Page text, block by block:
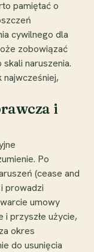
pamiętać o
cywilnego dla
zobowiązać
naruszenia.
najwcześniej,
i
Po
(cease and
prowadzi
umowy
i przyszłe użycie,
okres
do usunięcia